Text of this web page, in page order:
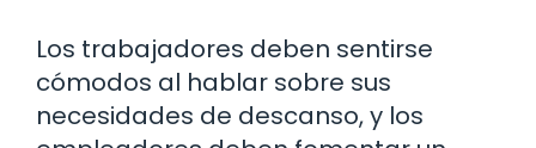
Los trabajadores deben sentirse
cómodos al hablar sobre sus
necesidades de descanso, y los